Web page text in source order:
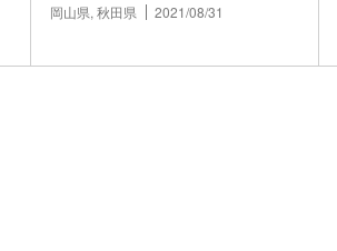
岡山県, 秋田県 2021/08/31